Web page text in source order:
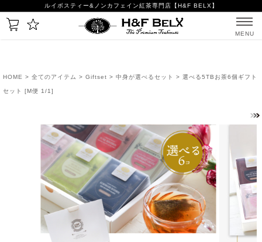
ルイボスティー&ノンカフェイン紅茶専門店【H&F BELX】
MENU
HOME > 全てのアイテム > Giftset > 中身が選べるセット > 選べる5TBお茶6個ギフト
セット [M便 1/1]